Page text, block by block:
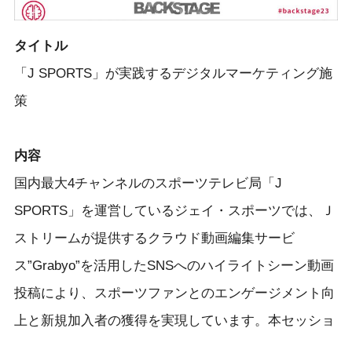
タイトル
「J SPORTS」が実践するデジタルマーケティング施
策
内容
国内最大4チャンネルのスポーツテレビ局「J
SPORTS」を運営しているジェイ・スポーツでは、Ｊ
ストリームが提供するクラウド動画編集サービ
ス”Grabyo”を活用したSNSへのハイライトシーン動画
投稿により、スポーツファンとのエンゲージメント向
上と新規加入者の獲得を実現しています。本セッショ